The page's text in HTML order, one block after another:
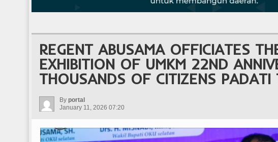
REGENT ABUSAMA OFFICIATES
EXHIBITION OF UMKM 22ND
THOUSANDS OF CITIZENS PADATI
By portal
January 11, 2026 07:20